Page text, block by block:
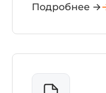
Подробнее →